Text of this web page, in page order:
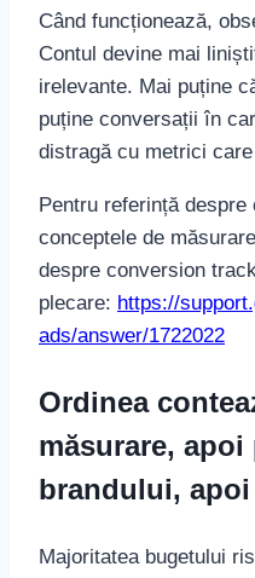
Când funcționează,
Contul devine mai
irelevante. Mai puține
puține conversații în
distragă cu metrici
Pentru referință
conceptele de
despre conversion
plecare: https://
ads/answer/1722022
Ordinea
măsurare,
brandului,
Majoritatea bugetului